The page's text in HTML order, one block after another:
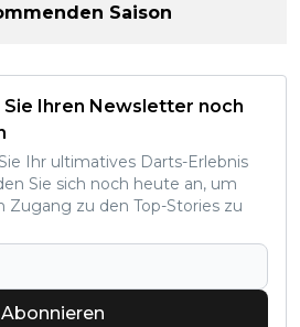
Saison
Sie Ihren Newsletter noch
Ihr ultimatives Darts-Erlebnis
Sie sich noch heute an, um
Zugang zu den Top-Stories zu
Abonnieren